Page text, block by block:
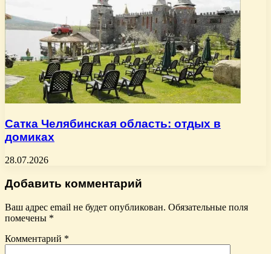
Сатка Челябинская область: отдых в
домиках
28.07.2026
Добавить комментарий
Ваш адрес email не будет опубликован. Обязательные поля
помечены *
Комментарий *